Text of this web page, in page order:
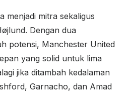
menjadi mitra sekaligus
Dengan dua
potensi, Manchester United
yang solid untuk lima
jika ditambah kedalaman
Garnacho, dan Amad